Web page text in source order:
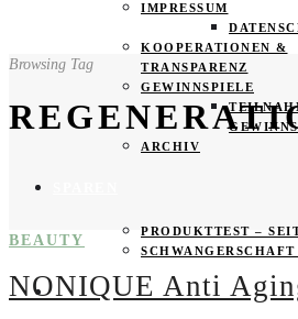
IMPRESSUM
KOOPERATIONEN &
TRANSPARENZ
GEWINNSPIELE
ARCHIV
PRODUKTTEST –
PRODUKTTESTER GESUCHT
Browsing Tag
BEAUTY
NONIQUE Anti